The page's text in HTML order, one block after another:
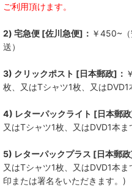
Kill Lincoln
Bad Operation
ALL LIVING THINGS
BACKSKiD
BUMBASTICKS
ご利用頂けます。
2) 宅急便 [佐川急便]： ￥450~
送）
3) クリックポスト [日本郵政]：
枚、又はTシャツ1枚、又は
4) レターパックライト [日本郵政
又はTシャツ1枚、又はDVD1本
5) レターパックプラス [日本郵政
又はTシャツ1枚、又はDVD1本
印または署名をいただきます。)